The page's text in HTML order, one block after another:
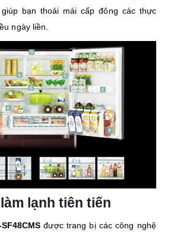
bạn thoải mái cấp đông các thực
ngày liền.
lạnh tiên tiến
được trang bị các công nghệ